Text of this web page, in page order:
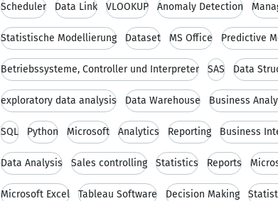
Scheduler Data Link VLOOKUP Anomaly Detection
Statistische Modellierung Dataset MS Office Predictive
Betriebssysteme, Controller und Interpreter SAS Data
exploratory data analysis Data Warehouse Business
SQL Python Microsoft Analytics Reporting Business
Data Analysis Sales controlling Statistics Reports
Microsoft Excel Tableau Software Decision Making